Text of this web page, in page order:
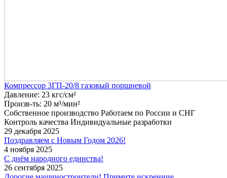
Компрессор 3ГП-20/8 газовый поршневой
Давление: 23 кгс/см²
Произв-ть: 20 м³/мин²
Собственное производство Работаем по России и СНГ
Контроль качества Индивидуальные разработки
29 декабря 2025
Поздравляем с Новым Годом 2026!
4 ноября 2025
С днём народного единства!
26 сентября 2025